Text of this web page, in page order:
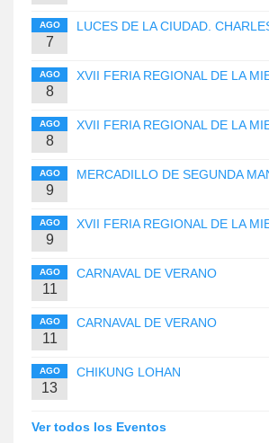
AGO
7
LUCES DE LA CIUDAD.
AGO
8
XVII FERIA REGIONAL DE LA
AGO
8
XVII FERIA REGIONAL DE LA
AGO
9
MERCADILLO DE SEGUNDA
AGO
9
XVII FERIA REGIONAL DE LA
AGO
11
CARNAVAL DE VERANO
AGO
11
CARNAVAL DE VERANO
AGO
13
CHIKUNG LOHAN
Ver todos los Eventos